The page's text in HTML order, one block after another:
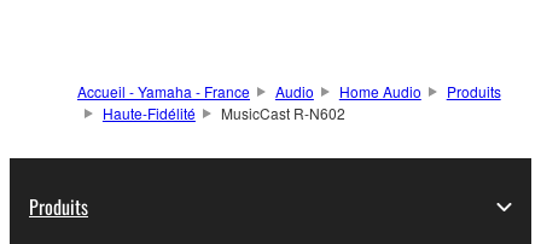
Accueil - Yamaha - France Audio Home Audio
Produits
Haute-Fidélité
MusicCast R-N602
Produits